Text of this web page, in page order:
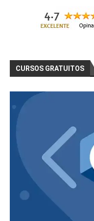
CURSOS GRATUITOS